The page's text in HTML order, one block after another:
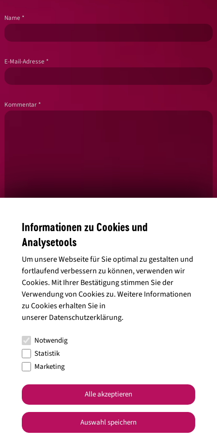
Name *
E-Mail-Adresse *
Kommentar *
Ja, ich habe dieDatenschutzbedingungen
Alle Artikel anzeigen
Informationen zu Cookies und
Analysetools
Um unsere Webseite für Sie optimal zu gestalten und
fortlaufend verbessern zu können, verwenden wir
Cookies. Mit Ihrer Bestätigung stimmen Sie der
Verwendung von Cookies zu. Weitere Informationen
zu Cookies erhalten Sie in
unsererDatenschutzerklärung.
Notwendig
Statistik
Marketing
Auswahl speichern
Alle akzeptieren